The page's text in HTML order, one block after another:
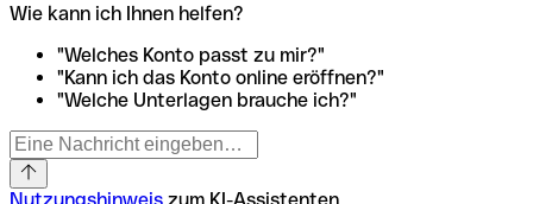
Wie kann ich Ihnen helfen?
"Welches Konto passt zu mir?"
"Kann ich das Konto online eröffnen?"
"Welche Unterlagen brauche ich?"